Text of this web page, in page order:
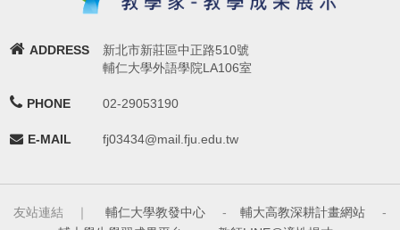
ADDRESS
新北市新莊區中正路510號
輔仁大學外語學院LA106室
PHONE 02-29053190
E-MAIL fj03434@mail.fju.edu.tw
友站連結 ｜ 輔仁大學教發中心 - 輔大高教深耕計畫網站
-